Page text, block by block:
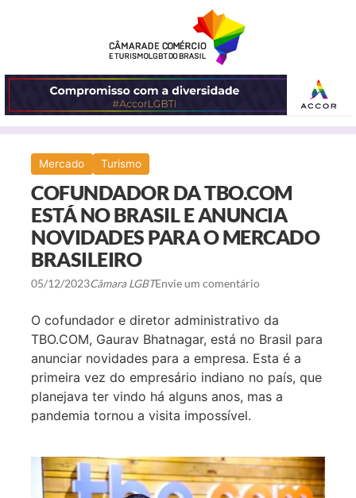
O
MENU
Mercado Turismo
COFUNDADOR DA TBO.COM
ESTÁ NO BRASIL E ANUNCIA
NOVIDADES PARA O MERCADO
BRASILEIRO
05/12/2023Câmara LGBTEnvie um comentário
O cofundador e diretor administrativo da
TBO.COM, Gaurav Bhatnagar, está no Brasil para
anunciar novidades para a empresa. Esta é a
primeira vez do empresário indiano no país, que
planejava ter vindo há alguns anos, mas a
pandemia tornou a visita impossível.